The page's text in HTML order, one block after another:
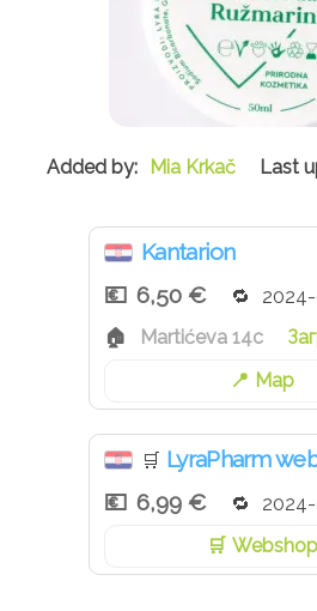
Mia Krkač
Kantarion
6,50 €
Martićeva 14c
Map
🛒 LyraPharm
6,99 €
Webshop